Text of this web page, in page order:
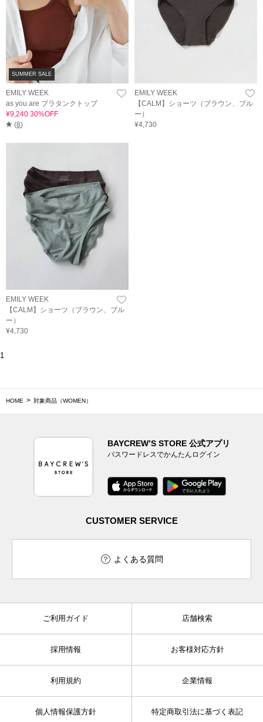
SUMMER SALE
EMILY WEEK
as you are ブラタンクトップ
¥9,240 30%OFF
(8)
EMILY WEEK
【CALM】ショーツ（ブラウン、ブル
ー）
¥4,730
EMILY WEEK
【CALM】ショーツ（ブラウン、ブル
ー）
¥4,730
1
HOME 対象商品（WOMEN）
BAYCREW’S STORE 公式アプリ
パスワードレスでかんたんログイン
CUSTOMER SERVICE
よくある質問
ご利用ガイド 店舗検索
採用情報 お客様対応方針
利用規約 企業情報
個人情報保護方針 特定商取引法に基づく表記